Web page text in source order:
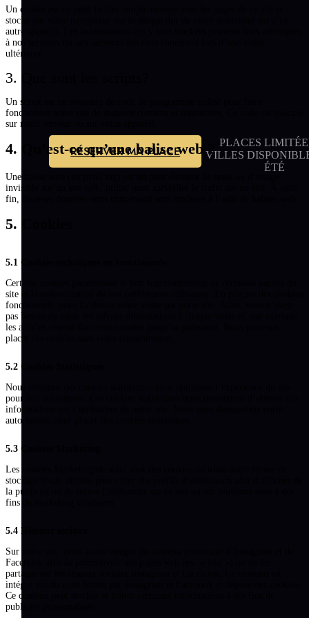
RÉSERVER MA PLACE
PLACES
VILLES
ÉTÉ
Un cookie est un petit fichier simple envoyé avec les pages de ce site et
stocké par votre navigateur sur le disque dur de votre ordinateur ou d’un
autre appareil. Les informations qui y sont stockées peuvent êtres renvoyées
à nos serveurs ou aux serveurs des tiers concernés lors d’une visite
ultérieure.
3. Que sont les scripts?
Un script est un morceau de code de programme utilisé pour faire
fonctionner notre site de manière correcte et interactive. Ce code est exécuté
sur notre serveur ou sur votre appareil.
4. Qu’est-ce qu’une balise web ?
Une balise web (ou pixel tag) est un petit élément de texte ou d’image
invisible sur un site web, utilisé pour surveiller le trafic sur un site. À cette
fin, diverses données vous concernant sont stockées à l’aide de balises web.
5. Cookies
5.1 Cookies techniques ou fonctionnels
Certains cookies garantissent le bon fonctionnement de certaines parties du
site et la mémorisation de vos préférences utilisateur. En plaçant des cookies
fonctionnels, nous facilitons votre visite sur notre site. Ainsi, vous n’avez
pas besoin de saisir les mêmes informations à chaque visite et, par exemple,
les articles restent dans votre panier jusqu’au paiement. Nous pouvons
placer ces cookies sans votre consentement.
5.2 Cookies Statistiques
Nous utilisons des cookies statistiques pour optimiser l’expérience du site
pour nos utilisateurs. Ces cookies statistiques nous permettent d’obtenir des
informations sur l’utilisation de notre site. Nous vous demandons votre
autorisation pour placer des cookies statistiques.
5.3 Cookies Marketing
Les cookies Marketing/de suivi sont des cookies ou toute autre forme de
stockage local, utilisés pour créer des profils d’utilisateurs afin d’afficher de
la publicité ou de suivre l’utilisateur sur ce site ou sur plusieurs sites à des
fins de marketing similaires.
5.4 Réseaux sociaux
Sur notre site, nous avons intégré du contenu provenant d’Instagram et de
Facebook afin de promouvoir des pages web (ex. « like ») ou de les
partager sur les réseaux sociaux Instagram et Facebook. Ce contenu est
intégré via du code fourni par Instagram et Facebook et dépose des cookies.
Ce contenu peut stocker et traiter certaines informations à des fins de
publicité personnalisée.